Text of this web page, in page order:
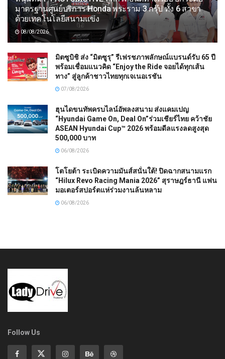
มาตรฐานศูนย์บริการ Honda พระราม 3 กรุ๊ป ทั้ง 6 สาขา
ด้วยเทคโนโลยีสนามแข่ง
08/08/2026
มิตซูบิชิ ส่ง “มิตซูรุ” รีเฟรชภาพลักษณ์แบรนด์รับ 65 ปี
พร้อมเชื่อมแนวคิด “Enjoy the Ride จอยได้ทุกเส้น
ทาง” สู่ลูกค้าชาวไทยทุกเจเนอเรชัน
07/08/2026
ฮุนไดขนทัพครบไลน์อัพลงสนาม ส่งแคมเปญ
“Hyundai Game On, Deal On”ร่วมเชียร์ไทย คว้าชัย
ASEAN Hyundai Cup™ 2026 พร้อมดีลแรงลดสูงสุด
500,000 บาท
06/08/2026
โตโยต้า ระเบิดความมันส์สนั่นใต้! ปิดฉากสนามแรก
“Hilux Revo Racing Mania 2026” สุราษฎร์ธานี แฟน
มอเตอร์สปอร์ตแห่ร่วมงานล้นหลาม
06/08/2026
Follow Us